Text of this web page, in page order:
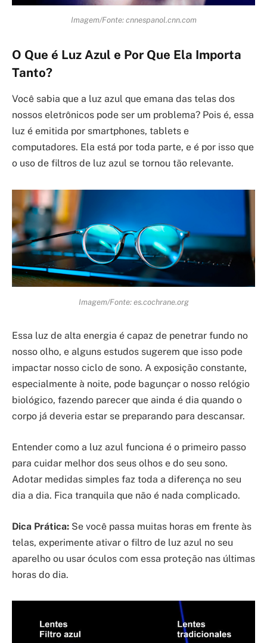
Imagem/Fonte: cnnespanol.cnn.com
O Que é Luz Azul e Por Que Ela Importa
Tanto?
Você sabia que a luz azul que emana das telas dos
nossos eletrônicos pode ser um problema? Pois é, essa
luz é emitida por smartphones, tablets e
computadores. Ela está por toda parte, e é por isso que
o uso de filtros de luz azul se tornou tão relevante.
Imagem/Fonte: es.cochrane.org
Essa luz de alta energia é capaz de penetrar fundo no
nosso olho, e alguns estudos sugerem que isso pode
impactar nosso ciclo de sono. A exposição constante,
especialmente à noite, pode bagunçar o nosso relógio
biológico, fazendo parecer que ainda é dia quando o
corpo já deveria estar se preparando para descansar.
Entender como a luz azul funciona é o primeiro passo
para cuidar melhor dos seus olhos e do seu sono.
Adotar medidas simples faz toda a diferença no seu
dia a dia. Fica tranquila que não é nada complicado.
Dica Prática: Se você passa muitas horas em frente às
telas, experimente ativar o filtro de luz azul no seu
aparelho ou usar óculos com essa proteção nas últimas
horas do dia.